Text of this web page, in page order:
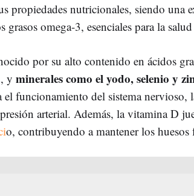
propiedades nutricionales, siendo una
omega-3, esenciales para la
por su alto contenido en ácidos
y minerales como el yodo, selenio y
el funcionamiento del sistema nervioso,
arterial. Además, la vitamina D
o, contribuyendo a mantener los huesos